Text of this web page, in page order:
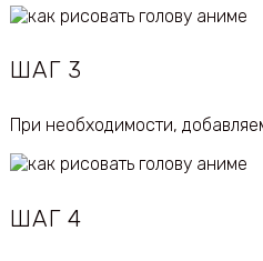
ШАГ 3
При необходимости,
ШАГ 4